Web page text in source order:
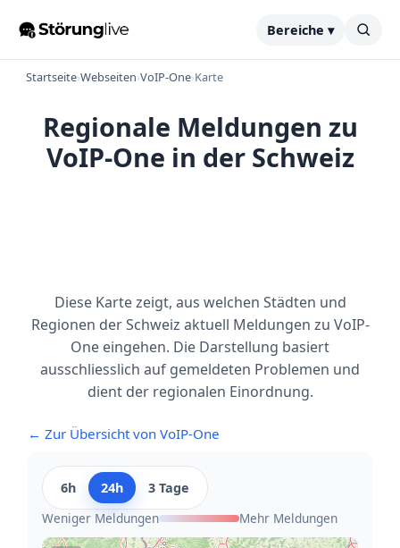
Bereiche ▾
Startseite›Webseiten›VoIP-One›Karte
Regionale Meldungen zu
VoIP-One in der Schweiz
Diese Karte zeigt, aus welchen Städten und
Regionen der Schweiz aktuell Meldungen zu VoIP-
One eingehen. Die Darstellung basiert
ausschliesslich auf gemeldeten Problemen und
dient der regionalen Einordnung.
← Zur Übersicht von VoIP-One
6h 24h
3 Tage
Weniger Meldungen
Mehr Meldungen